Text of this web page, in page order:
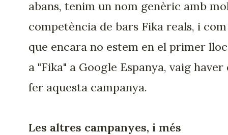
abans, tenim un nom genèric amb
competència de bars Fika reals, i com
que encara no estem en el primer
a "Fika" a Google Espanya, vaig haver
fer aquesta campanya.
Les altres campanyes, i més